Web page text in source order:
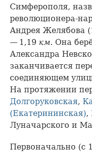
Симферополя,
революционера-
Андрея Желябова
— 1,19 км. Она
Александра
заканчивается
соединяющем
На протяжении
Долгоруковская,
(Екатерининская),
Луначарского и
Первоначально (с